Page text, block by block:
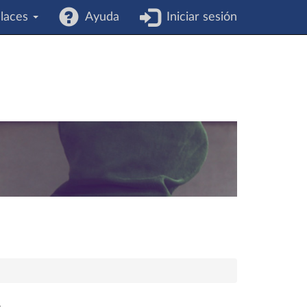
Ayuda Iniciar sesión